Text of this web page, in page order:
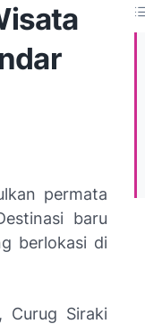
permata
baru
berlokasi di
Curug Siraki